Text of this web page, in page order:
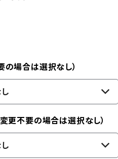
場合は選択なし）
更不要の場合は選択なし）